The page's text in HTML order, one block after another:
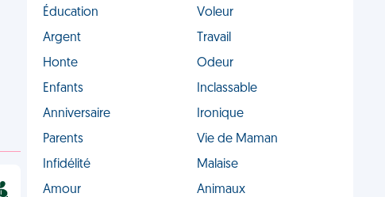
Éducation
Voleur
Argent
Travail
Honte
Odeur
Enfants
Inclassable
Anniversaire
Ironique
Parents
Vie de Maman
Infidélité
Malaise
Amour
Animaux